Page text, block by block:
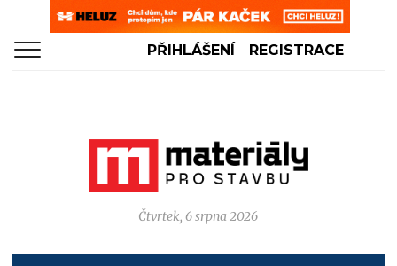
PŘIHLÁŠENÍ REGISTRACE
Čtvrtek, 6 srpna 2026